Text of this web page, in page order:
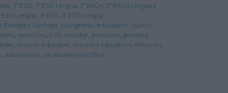
, 1º ESO, 1º ESO Lengua, 2º BACH, 2º BACH Lengua y
ESO Lengua, 4º ESO, 4º ESO Lengua
Biología y Geología, crucigramas educativos, cuerpo
, ejercicios, ESO, estudiar, evolución, genética,
, recurso educativo, recursos educativos, Recursos
, solucionario, vocabulario científico